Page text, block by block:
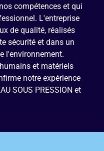
compétences et qui
L'entreprise
de qualité, réalisés
sécurité et dans un
l'environnement.
et matériels
notre expérience
SOUS PRESSION et